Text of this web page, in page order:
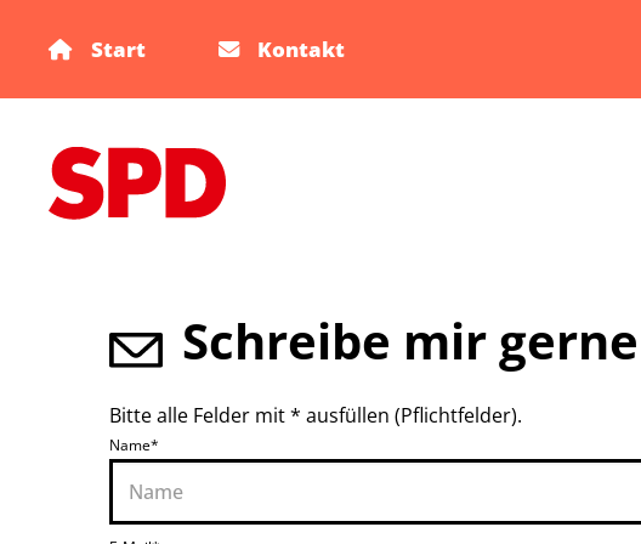
Start Kontakt
Schreibe mir
Bitte alle Felder mit * ausfüllen (Pflichtfelder).
Name*